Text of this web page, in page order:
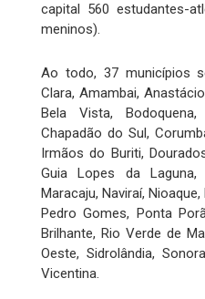
capital 560 estudantes-
meninos).
Ao todo, 37 municípios
Clara, Amambai,
Bela Vista,
Chapadão do Sul,
Irmãos do Buriti,
Guia Lopes da Laguna,
Maracaju, Naviraí,
Pedro Gomes, Ponta
Brilhante, Rio Verde de
Oeste, Sidrolândia,
Vicentina.